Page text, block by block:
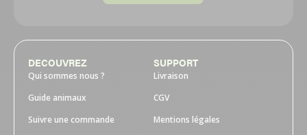
DECOUVREZ
Qui sommes nous ?
Guide animaux
Suivre une commande
SUPPORT
Livraison
CGV
Mentions légales